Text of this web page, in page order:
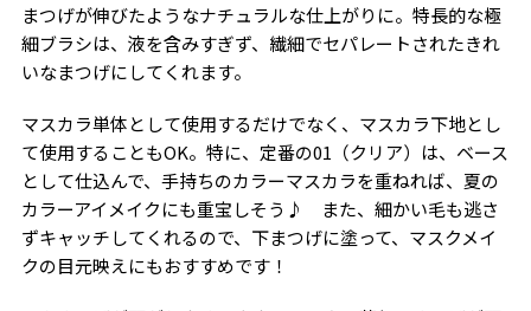
まつげが伸びたようなナチュラルな仕上がりに。特長的な極
細ブラシは、液を含みすぎず、繊細でセパレートされたきれ
いなまつげにしてくれます。
マスカラ単体として使用するだけでなく、マスカラ下地とし
て使用することもOK。特に、定番の01（クリア）は、ベース
として仕込んで、手持ちのカラーマスカラを重ねれば、夏の
カラーアイメイクにも重宝しそう♪ また、細かい毛も逃さ
ずキャッチしてくれるので、下まつげに塗って、マスクメイ
クの目元映えにもおすすめです！